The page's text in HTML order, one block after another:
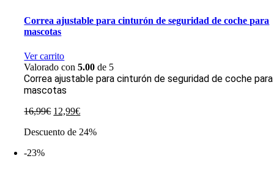
Correa ajustable para cinturón de seguridad de coche para
mascotas
Ver carrito
Valorado con5.00 de 5
Correa ajustable para cinturón de seguridad de coche para
mascotas
16,99€ El
original
12,99€El
actual
Descuento de 24%
-23%